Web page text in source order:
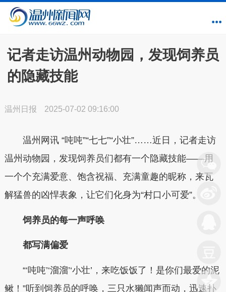
记者走访温州动物园，发现饲养员
的隐藏技能
温州日报 2025-07-02 09:16:00
温州网讯 “吨吨”“七七”“小壮”……近日，记者走访
温州动物园，发现饲养员们都有一个隐藏技能——用
一个个充满爱意、饱含祝福、充满童趣的昵称，来瓦
解猛兽的凶悍表象，让它们化身为“村口小可爱”。
饲养员的每一声呼唤
都写满偏爱
“‘吨吨’‘溜溜’‘小壮’，来吃饭饭了！是你们最爱的泥
鳅！”听到饲养员的呼唤，三只水獭闻声而动，迅速扑